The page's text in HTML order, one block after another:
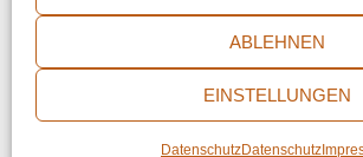
ABLEHNEN
EINSTELLUNGEN
DatenschutzDatenschutz
Impressum
Datenschutz
© 2026 thecircleofart | Powered by